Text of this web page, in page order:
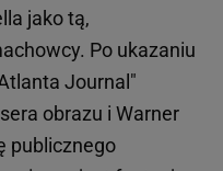
jako tą,
Po ukazaniu
Journal"
obrazu i Warner
publicznego